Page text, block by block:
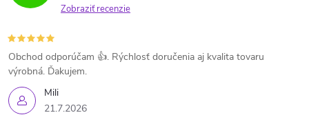
Zobraziť recenzie
Mili
21.7.2026
Obchod odporúčam 👍. Rýchlosť doručenia aj kvalita tovaru
výrobná. Ďakujem.